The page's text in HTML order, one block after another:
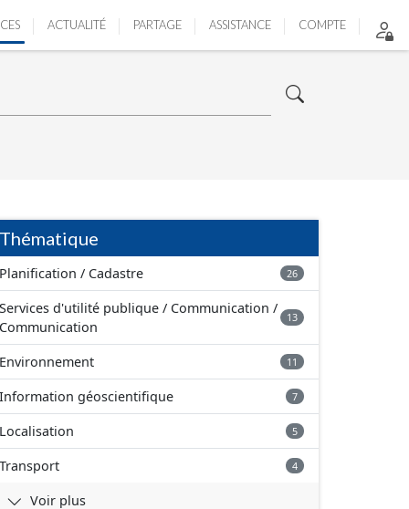
ACTUALITÉ PARTAGE ASSISTANCE COMPTE
Thématique
Planification / Cadastre 26
Services d'utilité publique / Communication /
Communication
13
Environnement 11
Information géoscientifique 7
Localisation 5
Transport 4
Voir plus